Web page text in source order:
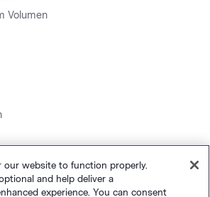
Volumen
our website to function properly.
and help deliver a
experience. You can consent